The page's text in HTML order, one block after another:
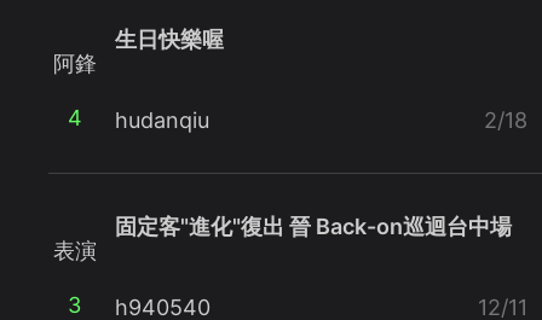
阿鋒
4
生日快樂喔
hudanqiu 2/18
表演
3
固定客"進化"復出 晉 Back-on巡迴台中場
h940540 12/11